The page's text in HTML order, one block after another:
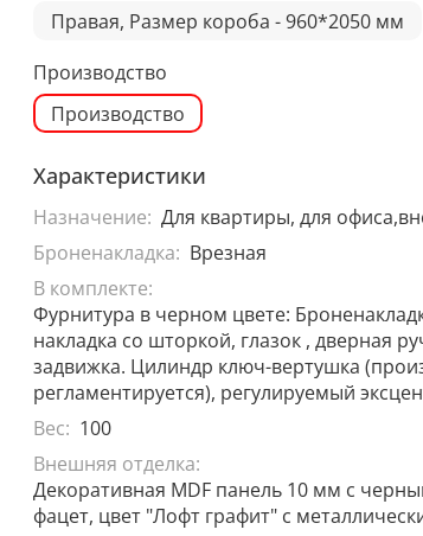
Правая, Размер короба - 960*2050 мм
Производство
Производство
Характеристики
Назначение: Для квартиры, для
Броненакладка: Врезная
В комплекте:
Фурнитура в черном цвете:
накладка со шторкой, глазок , дверная
задвижка. Цилиндр ключ-вертушка
регламентируется), регулируемый
Вес: 100
Внешняя отделка:
Декоративная MDF панель 10 мм с
фацет, цвет "Лофт графит" с